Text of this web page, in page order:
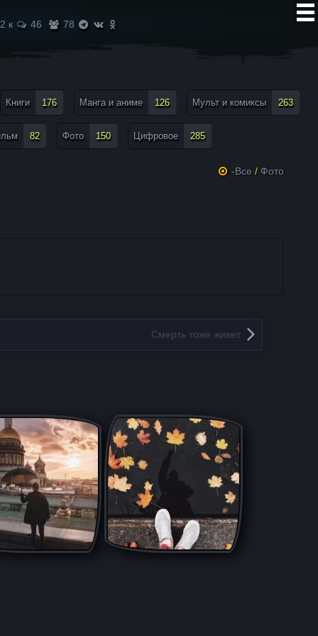
2 к 46 78
Книги 176 Манга и аниме 126 Мульт и комиксы 263
82 Фото 150 Цифровое 285
-Все / Фото
Смерть тоже живет